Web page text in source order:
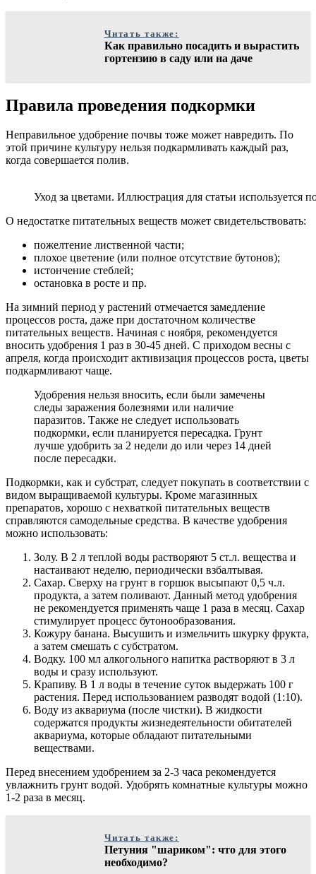
Читать также:
Как правильно посадить и вырастить
гортензию в саду или на даче
Правила проведения подкормки
Неправильное удобрение почвы тоже может навредить. По
этой причине культуру нельзя подкармливать каждый раз,
когда совершается полив.
Уход за цветами. Иллюстрация для статьи используется
О недостатке питательных веществ может свидетельствовать:
пожелтение лиственной части;
плохое цветение (или полное отсутствие бутонов);
истончение стеблей;
остановка в росте и пр.
На зимний период у растений отмечается замедление
процессов роста, даже при достаточном количестве
питательных веществ. Начиная с ноября, рекомендуется
вносить удобрения 1 раз в 30-45 дней. С приходом весны с
апреля, когда происходит активизация процессов роста, цветы
подкармливают чаще.
Удобрения нельзя вносить, если были замечены
следы заражения болезнями или наличие
паразитов. Также не следует использовать
подкормки, если планируется пересадка. Грунт
лучше удобрить за 2 недели до или через 14 дней
после пересадки.
Подкормки, как и субстрат, следует покупать в соответствии с
видом выращиваемой культуры. Кроме магазинных
препаратов, хорошо с нехваткой питательных веществ
справляются самодельные средства. В качестве удобрения
можно использовать:
Золу. В 2 л теплой воды растворяют 5 ст.л. вещества и
настаивают неделю, периодически взбалтывая.
Сахар. Сверху на грунт в горшок высыпают 0,5 ч.л.
продукта, а затем поливают. Данный метод удобрения
не рекомендуется применять чаще 1 раза в месяц. Сахар
стимулирует процесс бутонообразования.
Кожуру банана. Высушить и измельчить шкурку фрукта,
а затем смешать с субстратом.
Водку. 100 мл алкогольного напитка растворяют в 3 л
воды и сразу используют.
Крапиву. В 1 л воды в течение суток выдержать 100 г
растения. Перед использованием разводят водой (1:10).
Воду из аквариума (после чистки). В жидкости
содержатся продукты жизнедеятельности обитателей
аквариума, которые обладают питательными
веществами.
Перед внесением удобрением за 2-3 часа рекомендуется
увлажнить грунт водой. Удобрять комнатные культуры можно
1-2 раза в месяц.
Читать также:
Петуния "шариком": что для этого
необходимо?